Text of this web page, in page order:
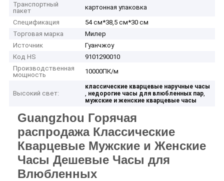
Транспортный
пакет
картонная упаковка
Спецификация
54 см*38,5 см*30 см
Торговая марка
Милер
Источник
Гуанчжоу
Код HS
9101290010
Производственная
мощность
10000ПК/м
Высокий свет:
классические кварцевые наручные часы
, недорогие часы для влюбленных пар,
мужские и женские кварцевые часы
Guangzhou Горячая
распродажа Классические
Кварцевые Мужские и Женские
Часы Дешевые Часы для
Влюбленных